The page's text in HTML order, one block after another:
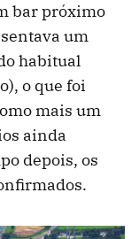
bar próximo
um
habitual
o que foi
mais um
ainda
depois, os